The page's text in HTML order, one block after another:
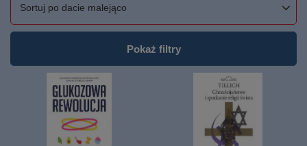
Zmień sortowanie
Sortuj po dacie malejąco
Pokaż filtry